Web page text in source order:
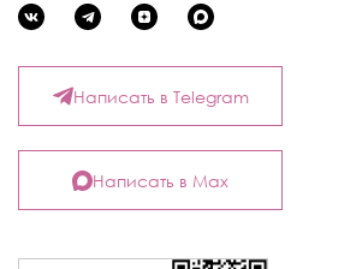
Написать в Telegram
Написать в Max